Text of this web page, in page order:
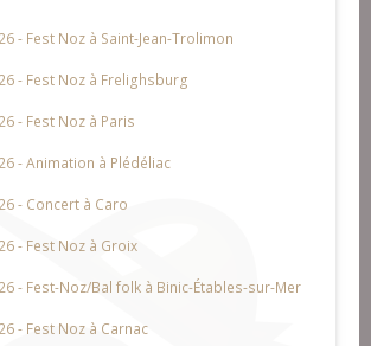
- Fest Noz à Saint-Jean-Trolimon
- Fest Noz à Frelighsburg
- Fest Noz à Paris
- Animation à Plédéliac
- Concert à Caro
- Fest Noz à Groix
- Fest-Noz/Bal folk à Binic-Étables-sur-Mer
- Fest Noz à Carnac